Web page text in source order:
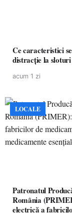
Ce caracteristici
distracție la
acum 1 zi
LOCALE
Patronatul
România
electrică a